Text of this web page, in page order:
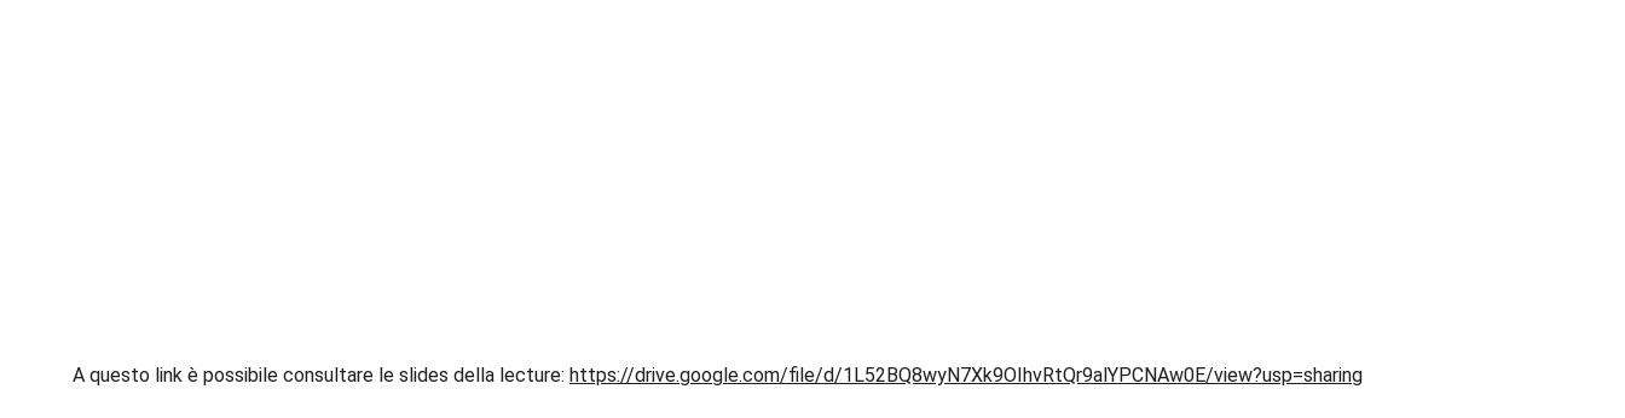
A questo link è possibile consultare le slides della lecture: https://drive.google.com/file/d/1L52BQ8wyN7Xk9OIhvRtQr9alYPCNAw0E/view?usp=sharing